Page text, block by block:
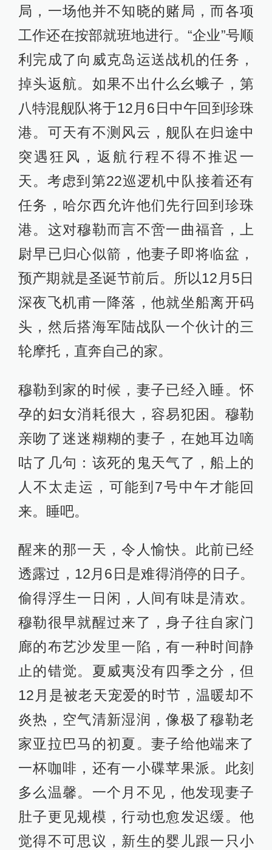
局，一场他并不知晓的赌局，而各项
工作还在按部就班地进行。“企业”号顺
利完成了向威克岛运送战机的任务，
掉头返航。如果不出什么幺蛾子，第
八特混舰队将于12月6日中午回到珍珠
港。可天有不测风云，舰队在归途中
突遇狂风，返航行程不得不推迟一
天。考虑到第22巡逻机中队接着还有
任务，哈尔西允许他们先行回到珍珠
港。这对穆勒而言不啻一曲福音，上
尉早已归心似箭，他妻子即将临盆，
预产期就是圣诞节前后。所以12月5日
深夜飞机甫一降落，他就坐船离开码
头，然后搭海军陆战队一个伙计的三
轮摩托，直奔自己的家。
穆勒到家的时候，妻子已经入睡。怀
孕的妇女消耗很大，容易犯困。穆勒
亲吻了迷迷糊糊的妻子，在她耳边嘀
咕了几句：该死的鬼天气了，船上的
人不太走运，可能到7号中午才能回
来。睡吧。
醒来的那一天，令人愉快。此前已经
透露过，12月6日是难得消停的日子。
偷得浮生一日闲，人间有味是清欢。
穆勒很早就醒过来了，身子往自家门
廊的布艺沙发里一陷，有一种时间静
止的错觉。夏威夷没有四季之分，但
12月是被老天宠爱的时节，温暖却不
炎热，空气清新湿润，像极了穆勒老
家亚拉巴马的初夏。妻子给他端来了
一杯咖啡，还有一小碟苹果派。此刻
多么温馨。一个月不见，他发现妻子
肚子更见规模，行动也愈发迟缓。他
觉得不可思议，新生的婴儿跟一只小